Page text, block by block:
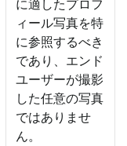
に適したプロフ
ィール写真を特
に参照するべき
であり、エンド
ユーザーが撮影
した任意の写真
ではありませ
ん。